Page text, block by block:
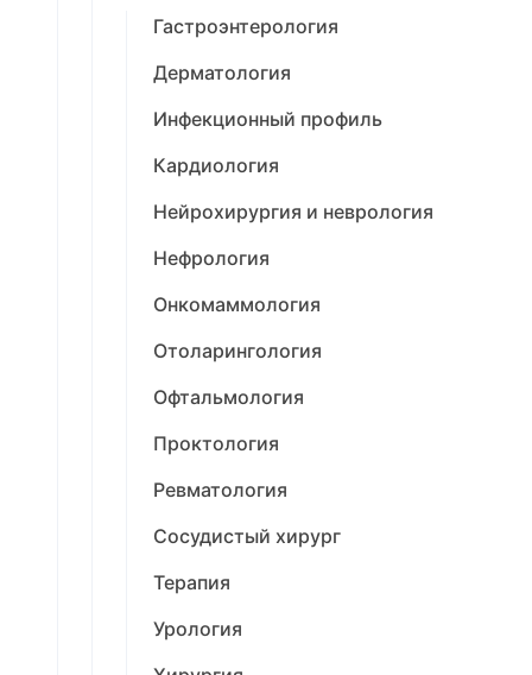
Гастроэнтерология
Дерматология
Инфекционный профиль
Кардиология
Нейрохирургия и неврология
Нефрология
Онкомаммология
Отоларингология
Офтальмология
Проктология
Ревматология
Сосудистый хирург
Терапия
Урология